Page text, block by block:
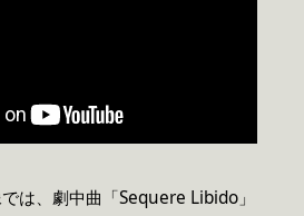
は、劇中曲「Sequere Libido」